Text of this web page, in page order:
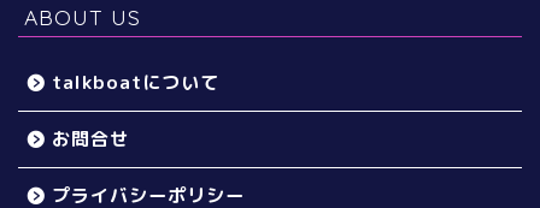
ABOUT US
talkboatについて
お問合せ
プライバシーポリシー